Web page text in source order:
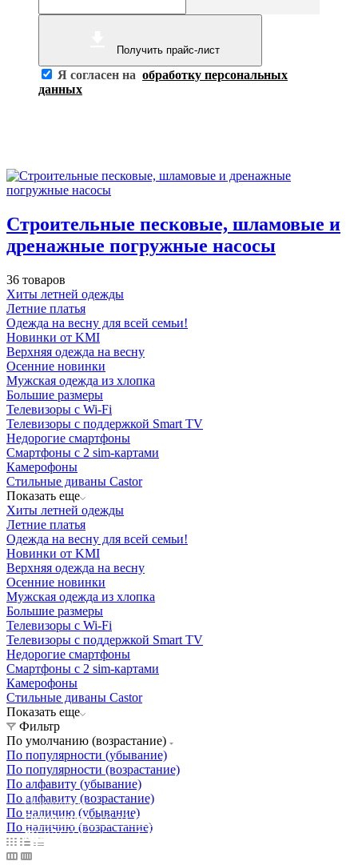
Получить прайс-лист
Я согласен на обработку персональных
данных
Строительные песковые, шламовые и
дренажные погружные насосы
36 товаров
Хиты летней одежды
Летние платья
Одежда на весну для всей семьи!
Новинки от KMI
Верхняя одежда на весну
Осенние новинки
Мужская одежда из хлопка
Большие размеры
Телевизоры с Wi-Fi
Телевизоры с поддержкой Smart TV
Недорогие смартфоны
Смартфоны с 2 sim-картами
Камерофоны
Стильные диваны Castor
Показать еще
Хиты летней одежды
Летние платья
Одежда на весну для всей семьи!
Новинки от KMI
Верхняя одежда на весну
Осенние новинки
Мужская одежда из хлопка
Большие размеры
Телевизоры с Wi-Fi
Телевизоры с поддержкой Smart TV
Недорогие смартфоны
Смартфоны с 2 sim-картами
Камерофоны
Стильные диваны Castor
Показать еще
Фильтр
По умолчанию (возрастание)
По популярности (убывание)
По популярности (возрастание)
По алфавиту (убывание)
По алфавиту (возрастание)
По наличию (убывание)
По наличию (возрастание)
Освещение
Здания префектуры ТиНАО
Освещение
Калужский завод путевых машин и гидроприводов
Освещение
СТРОИТЕЛЬНЫЙ ГИПЕРМАРКЕТ «ЛЕРУА
МЕРЛЕН»
Освещение
Железнодорожный вокзал Арзамас-1